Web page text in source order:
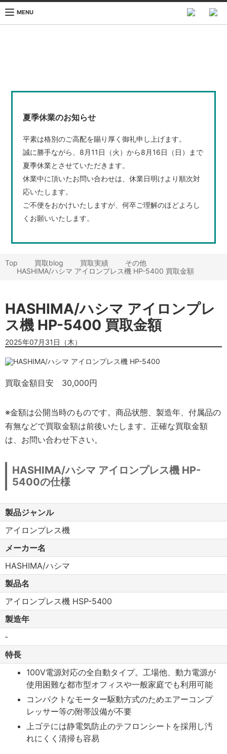
MENU
夏季休業のお知らせ
平素は格別のご高配を賜り厚く御礼申し上げます。
誠に勝手ながら、8月11日（火）から8月16日（日）まで
夏季休業とさせていただきます。
休業中に頂いたお問い合わせは、休業日明けより順次対
応いたします。
ご不便をおかけいたしますが、何卒ご理解のほどよろし
くお願いいたします。
Top 買取blog 買取実績
その他
HASHIMA/ハシマ アイロンプレス機 HP-5400 買取金額
HASHIMA/ハシマ アイロンプレ
ス機 HP-5400 買取金額
2025年07月31日（木）
買取金額目安 30,000円
※金額は公開当時のものです。商品状態、製造年、付属品の
有無などで買取金額は前後いたします。正確な買取金額
は、お問い合わせ下さい。
HASHIMA/ハシマ アイロンプレス機 HP-
5400の仕様
製品ジャンル
アイロンプレス機
メーカー名
HASHIMA/ハシマ
製品名
アイロンプレス機 HSP-5400
製造年
‐
特長
100V電源対応の全自動タイプ。工場他、動力電源が
使用困難な都市型オフィスや一般家庭でも利用可能
コンパクトなモーター駆動方式のためエアーコンプ
レッサー等の附帯設備が不要
上ゴテには静電気防止のテフロンシートを採用し汚
れにくく清掃も容易